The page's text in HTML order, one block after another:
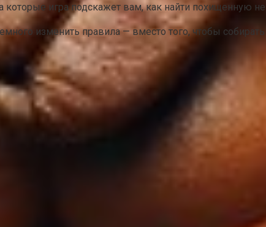
игра подскажет вам, как найти похищенную
изменить правила — вместо того, чтобы